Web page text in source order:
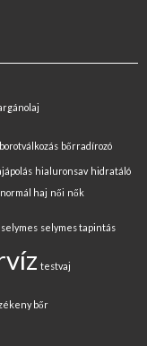
borotválkozás bőrradírozó
hialuronsav hidratáló
normál haj női nők
selymes selymes tapintás
testvaj
bőr